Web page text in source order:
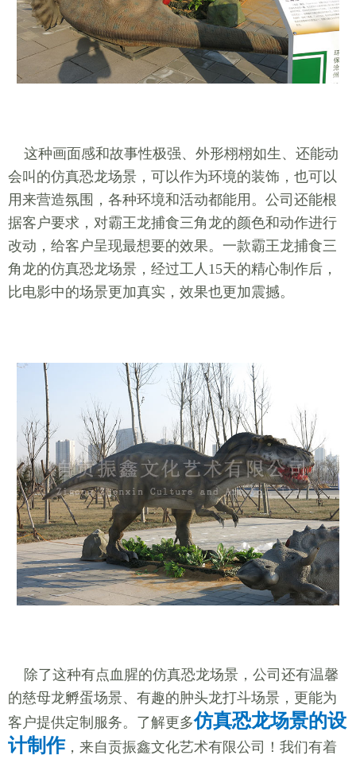
这种画面感和故事性极强、外形栩栩如生、还能动
会叫的仿真恐龙场景，可以作为环境的装饰，也可以
用来营造氛围，各种环境和活动都能用。公司还能根
据客户要求，对霸王龙捕食三角龙的颜色和动作进行
改动，给客户呈现最想要的效果。一款霸王龙捕食三
角龙的仿真恐龙场景，经过工人15天的精心制作后，
比电影中的场景更加真实，效果也更加震撼。
除了这种有点血腥的仿真恐龙场景，公司还有温馨
的慈母龙孵蛋场景、有趣的肿头龙打斗场景，更能为
客户提供定制服务。了解更多仿真恐龙场景的设
计制作，来自贡振鑫文化艺术有限公司！我们有着